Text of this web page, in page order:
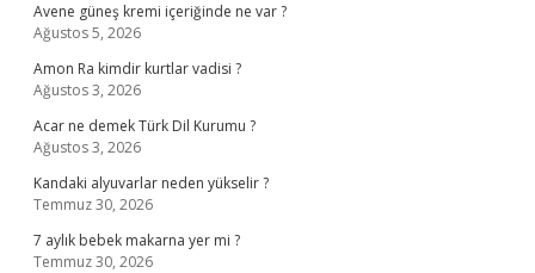
Avene güneş kremi içeriğinde ne var ?
Ağustos 5, 2026
Amon Ra kimdir kurtlar vadisi ?
Ağustos 3, 2026
Acar ne demek Türk Dil Kurumu ?
Ağustos 3, 2026
Kandaki alyuvarlar neden yükselir ?
Temmuz 30, 2026
7 aylık bebek makarna yer mi ?
Temmuz 30, 2026